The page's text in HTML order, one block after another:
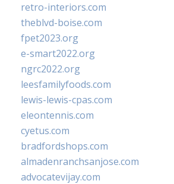
retro-interiors.com
theblvd-boise.com
fpet2023.org
e-smart2022.org
ngrc2022.org
leesfamilyfoods.com
lewis-lewis-cpas.com
eleontennis.com
cyetus.com
bradfordshops.com
almadenranchsanjose.com
advocatevijay.com